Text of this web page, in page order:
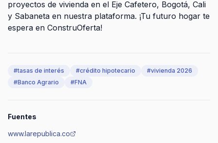
proyectos de vivienda en el Eje Cafetero, Bogotá, Cali
y Sabaneta en nuestra plataforma. ¡Tu futuro hogar te
espera en ConstruOferta!
#tasas de interés #crédito hipotecario #vivienda 2026
#Banco Agrario #FNA
Fuentes
www.larepublica.co